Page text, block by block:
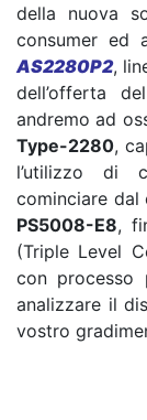
della nuova
consumer ed
AS2280P2,
dell’offerta
andremo ad
Type-2280,
l’utilizzo di
cominciare dal
PS5008-E8,
(Triple Level
con processo
analizzare il
vostro